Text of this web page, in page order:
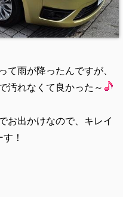
て雨が降ったんですが、
汚れなくて良かった～
お出かけなので、キレイ
！